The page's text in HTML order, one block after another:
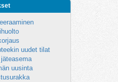
uudet tilat
uusinta